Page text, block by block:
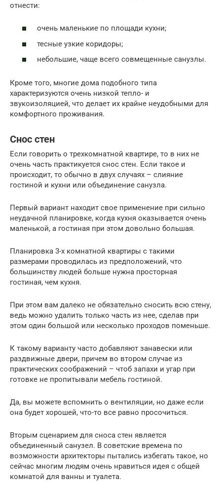
отнести:
очень маленькие по площади кухни;
тесные узкие коридоры;
небольшие, чаще всего совмещенные санузлы.
Кроме того, многие дома подобного типа
характеризуются очень низкой тепло- и
звукоизоляцией, что делает их крайне неудобными для
комфортного проживания.
Снос стен
Если говорить о трехкомнатной квартире, то в них не
очень часть практикуется снос стен. Если такое и
происходит, то обычно в двух случаях – слияние
гостиной и кухни или объединение санузла.
Первый вариант находит свое применение при сильно
неудачной планировке, когда кухня оказывается очень
маленькой, а гостиная при этом довольно большая.
Планировка 3-х комнатной квартиры с такими
размерами проводилась из предположений, что
большинству людей больше нужна просторная
гостиная, чем кухня.
При этом вам далеко не обязательно сносить всю стену,
ведь можно удалить только часть из нее, сделав при
этом один большой или несколько проходов поменьше.
К такому варианту часто добавляют занавески или
раздвижные двери, причем во втором случае из
практических соображений – чтоб запахи и угар при
готовке не пропитывали мебель гостиной.
Да, вы можете вспомнить о вентиляции, но даже если
она будет хорошей, что-то все равно просочиться.
Вторым сценарием для сноса стен является
объединенный санузел. В советские времена по
возможности архитекторы пытались избегать такое, но
сейчас многим людям очень нравиться идея с общей
комнатой для ванны и туалета.